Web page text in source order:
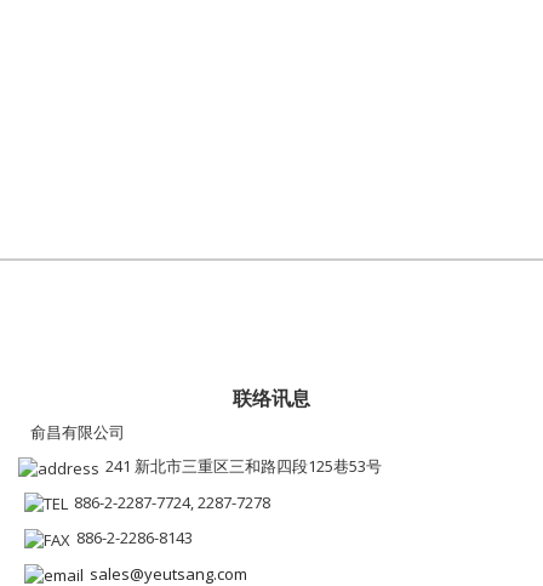
联络讯息
俞昌有限公司
241 新北市三重区三和路四段125巷53号
886-2-2287-7724, 2287-7278
886-2-2286-8143
sales@yeutsang.com